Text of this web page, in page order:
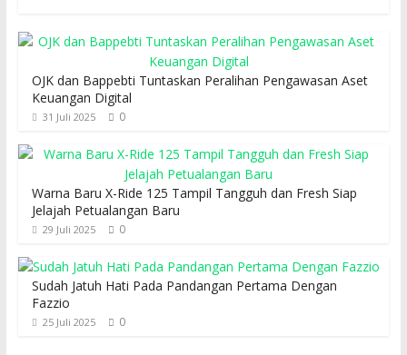
OJK dan Bappebti Tuntaskan Peralihan Pengawasan Aset
Keuangan Digital
31 Juli 2025 0
Warna Baru X-Ride 125 Tampil Tangguh dan Fresh Siap
Jelajah Petualangan Baru
29 Juli 2025 0
Sudah Jatuh Hati Pada Pandangan Pertama Dengan
Fazzio
25 Juli 2025 0